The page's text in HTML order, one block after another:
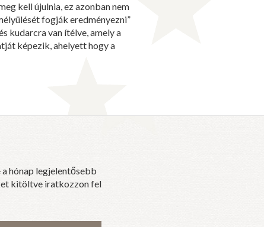
kell újulnia, ez azonban nem
fogják eredményezni”
kudarcra van ítélve, amely a
képezik, ahelyett hogy a
hónap legjelentősebb
kitöltve iratkozzon fel